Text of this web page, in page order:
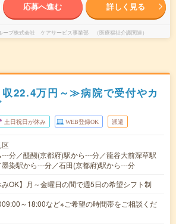
応募へ進む 詳しく見る
ープ株式会社 ケアサービス事業部 （医療福祉介護関連）
22.4万円～≫病院で受付やカ
土日祝日が休み WEB登録OK 派遣
区
分／醍醐(京都府)駅から---分／龍谷大前深草駅
染駅から---分／石田(京都府)駅から---分
みOK】月～金曜日の間で週5日の希望シフト制
～18:00など※ご希望の時間帯をご相談くだ